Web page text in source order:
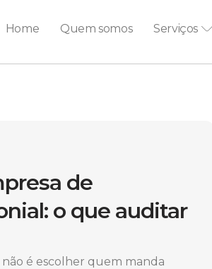
Home Quem somos Serviços
de
o que auditar
é escolher quem manda